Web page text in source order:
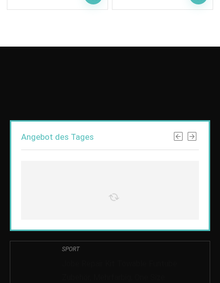
Angebot des Tages
SPORT